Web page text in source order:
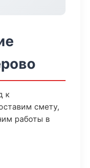
к
смету,
работы в